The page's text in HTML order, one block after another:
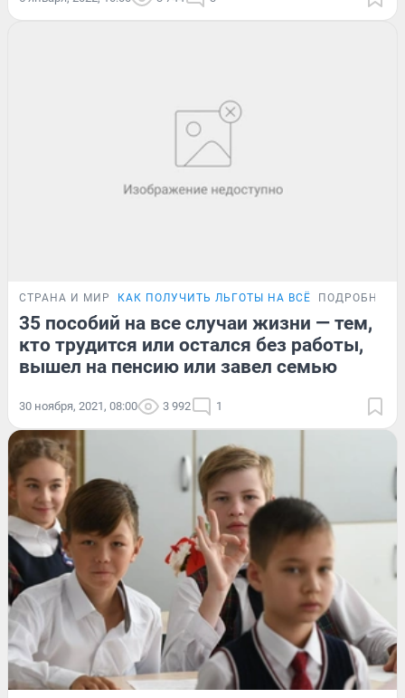
СТРАНА И МИР КАК ПОЛУЧИТЬ ЛЬГОТЫ НА ВСЁ
35 пособий на все случаи жизни — тем,
кто трудится или остался без работы,
вышел на пенсию или завел семью
30 ноября, 2021, 08:00 3 992 1